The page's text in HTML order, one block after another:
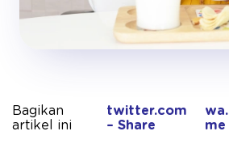
Bagikan
artikel ini
twitter.com
– Share
wa.
me